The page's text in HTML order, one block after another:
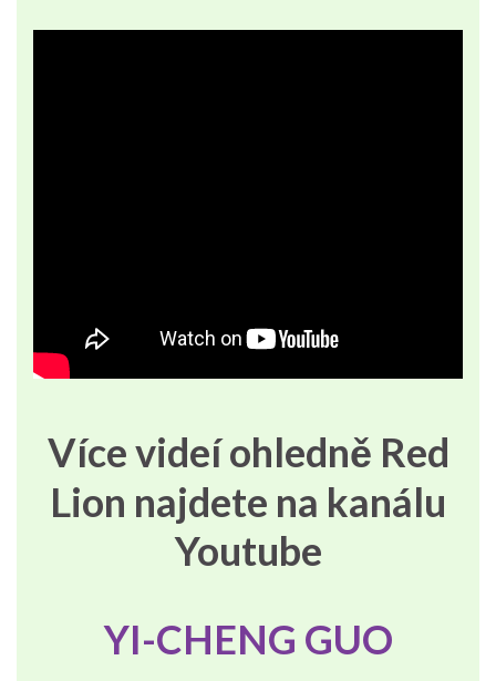
Více videí ohledně Red
Lion najdete na kanálu
Youtube
YI-CHENG GUO